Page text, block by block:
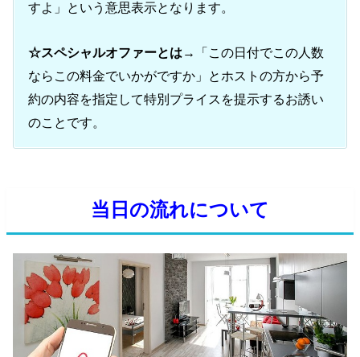
すよ」という意思表示となります。
☆スペシャルオファーとは →「この日付でこの人数
ならこの料金でいかがですか」とホストの方から予
約の内容を指定して特別プライスを提示するお誘い
のことです。
当日の流れについて